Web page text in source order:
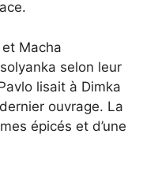
Macha
selon leur
lisait à Dimka
ouvrage. La
épicés et d’une